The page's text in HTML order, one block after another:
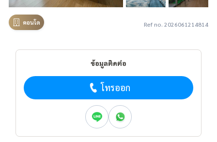
คอนโด Ref no. 2026061214814
ข้อมูลติดต่อ
โทรออก